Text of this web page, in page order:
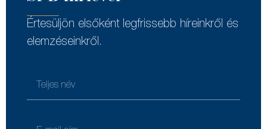
Értesüljön elsőként legfrissebb híreinkről és
elemzéseinkről.